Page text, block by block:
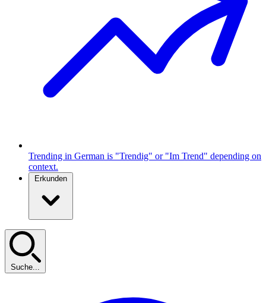
Trending in German is "Trendig" or "Im Trend" depending on
context.
Erkunden
Suche...